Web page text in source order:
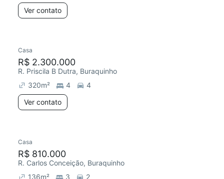
Ver contato
Casa
R$ 2.300.000
R. Priscila B Dutra, Buraquinho
320m² 4
4
Ver contato
Casa
R$ 810.000
R. Carlos Conceição, Buraquinho
136m² 3 2